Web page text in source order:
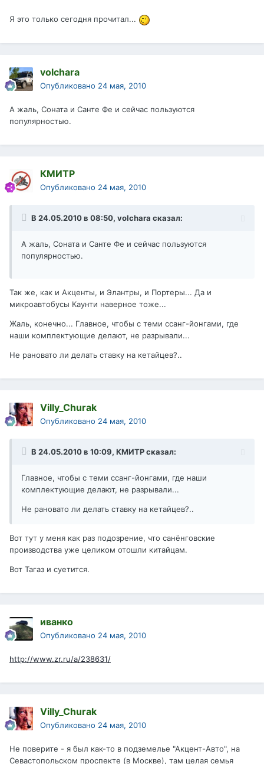
Я это только сегодня прочитал...
volchara
Опубликовано 24 мая, 2010
А жаль, Соната и Санте Фе и сейчас пользуются
популярностью.
КМИТР
Опубликовано 24 мая, 2010
В 24.05.2010 в 08:50, volchara сказал:
А жаль, Соната и Санте Фе и сейчас пользуются
популярностью.
Так же, как и Акценты, и Элантры, и Портеры... Да и
микроавтобусы Каунти наверное тоже...
Жаль, конечно... Главное, чтобы с теми ссанг-йонгами, где
наши комплектующие делают, не разрывали...
Не рановато ли делать ставку на кетайцев?..
Villy_Churak
Опубликовано 24 мая, 2010
В 24.05.2010 в 10:09, КМИТР сказал:
Главное, чтобы с теми ссанг-йонгами, где наши
комплектующие делают, не разрывали...
Не рановато ли делать ставку на кетайцев?..
Вот тут у меня как раз подозрение, что санёнговские
производства уже целиком отошли китайцам.
Вот Тагаз и суетится.
иванко
Опубликовано 24 мая, 2010
http://www.zr.ru/a/238631/
Villy_Churak
Опубликовано 24 мая, 2010
Не поверите - я был как-то в подземелье "Акцент-Авто", на
Севастопольском проспекте (в Москве), там целая семья